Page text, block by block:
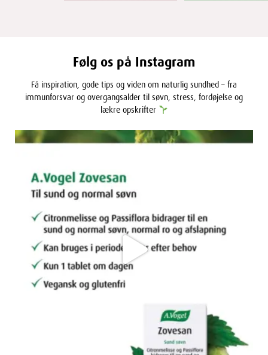
Følg os på Instagram
Få inspiration, gode tips og viden om naturlig sundhed – fra
immunforsvar og overgangsalder til søvn, stress, fordøjelse og
lækre opskrifter